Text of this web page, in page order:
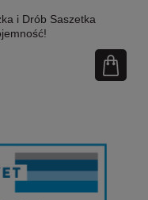
i Drób Saszetka